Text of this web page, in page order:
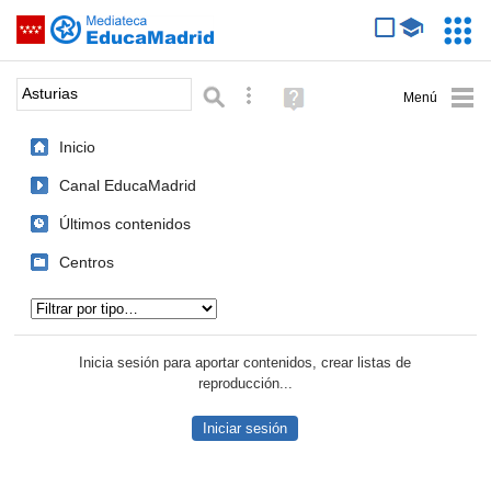
Saltar navegación
Palabra o frase: Búsqueda avanzada
Ayuda
(en
Inicio
Canal EducaMadrid
Últimos contenidos
Centros
Inicia sesión para aportar contenidos, crear listas de
reproducción...
Iniciar sesión